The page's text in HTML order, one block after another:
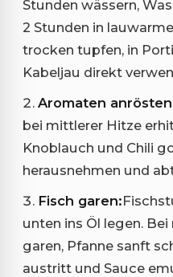
Stunden wässern,
2 Stunden in
trocken tupfen, in
Kabeljau direkt
Aromaten
bei mittlerer Hitze
Knoblauch und Chili
herausnehmen und
Fisch garen:
unten ins Öl legen.
garen, Pfanne sanft
austritt und Sauce